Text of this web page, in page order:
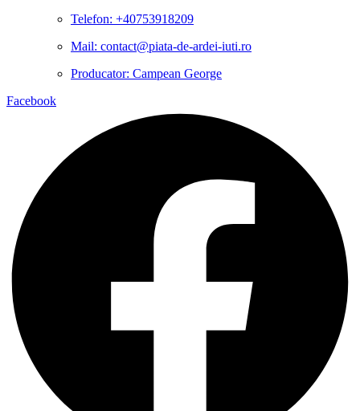
Telefon: +40753918209
Mail: contact@piata-de-ardei-iuti.ro
Producator: Campean George
Facebook